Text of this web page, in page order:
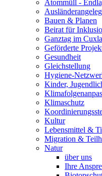
Atommüll -
Bauen & Planen
Beirat für
Ganztag im
Geförderte
Gesundheit
Gleichstellung
Hygiene-
Kinder,
Klimaschutz
Kultur
Lebensmittel &
Migration &
Natur
über uns
Ihre